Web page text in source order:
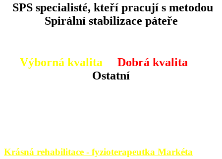
SPS specialisté, kteří pracují s metodou
Spirální stabilizace páteře
Výborná kvalita
Dobrá kvalita
Ostatní
Krásná rehabilitace - fyzioterapeutka Markéta